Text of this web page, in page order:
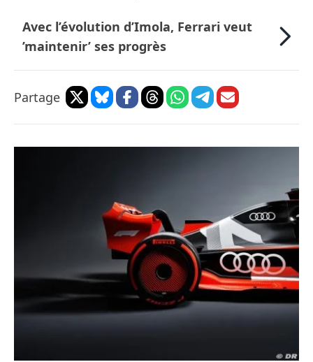
Avec l’évolution d’Imola, Ferrari veut
’maintenir’ ses progrès
Partage